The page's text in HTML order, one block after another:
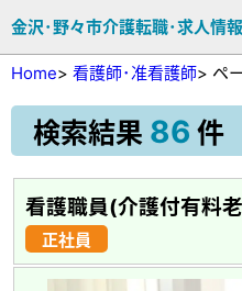
金沢･野々市介護転職･求人情
Home> 看護師･准看護師> ペ
検索結果 86 件
看護職員(介護付有料
正社員